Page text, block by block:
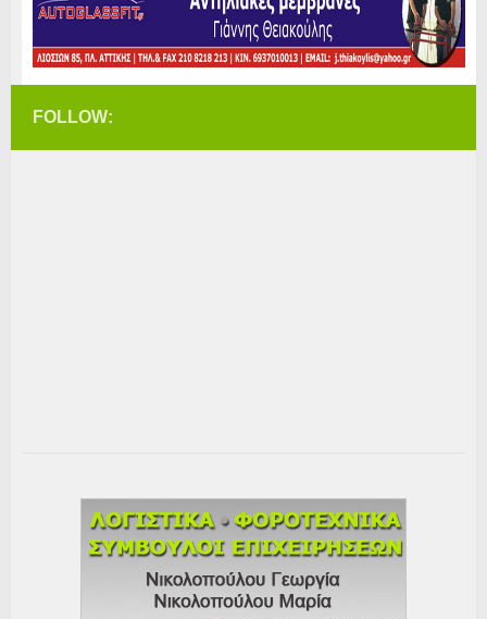
FOLLOW: